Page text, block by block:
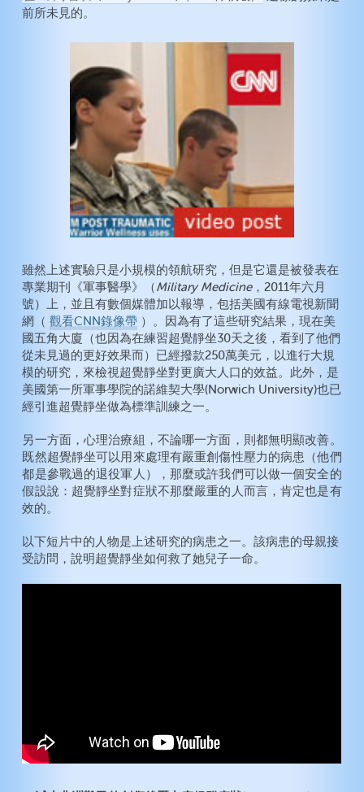
前所未見的。
雖然上述實驗只是小規模的領航研究，但是它還是被發表在
專業期刊《軍事醫學》（Military Medicine，2011年六月
號）上，並且有數個媒體加以報導，包括美國有線電視新聞
網（觀看CNN錄像帶 ）。因為有了這些研究結果，現在美
國五角大廈（也因為在練習超覺靜坐30天之後，看到了他們
從未見過的更好效果而）已經撥款250萬美元，以進行大規
模的研究，來檢視超覺靜坐對更廣大人口的效益。此外，是
美國第一所軍事學院的諾維契大學(Norwich University)也已
經引進超覺靜坐做為標準訓練之一。
另一方面，心理治療組，不論哪一方面，則都無明顯改善。
既然超覺靜坐可以用來處理有嚴重創傷性壓力的病患（他們
都是參戰過的退役軍人），那麼或許我們可以做一個安全的
假設說：超覺靜坐對症狀不那麼嚴重的人而言，肯定也是有
效的。
以下短片中的人物是上述研究的病患之一。該病患的母親接
受訪問，說明超覺靜坐如何救了她兒子一命。